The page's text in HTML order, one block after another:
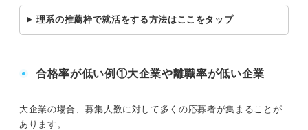
理系の推薦枠で就活をする方法はここをタップ
合格率が低い例①大企業や離職率が低い企業
大企業の場合、募集人数に対して多くの応募者が集まることが
あります。